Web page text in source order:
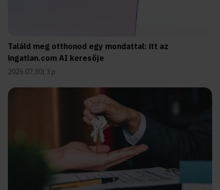
Találd meg otthonod egy mondattal: itt az
ingatlan.com AI keresője
2026.07.30 3 p